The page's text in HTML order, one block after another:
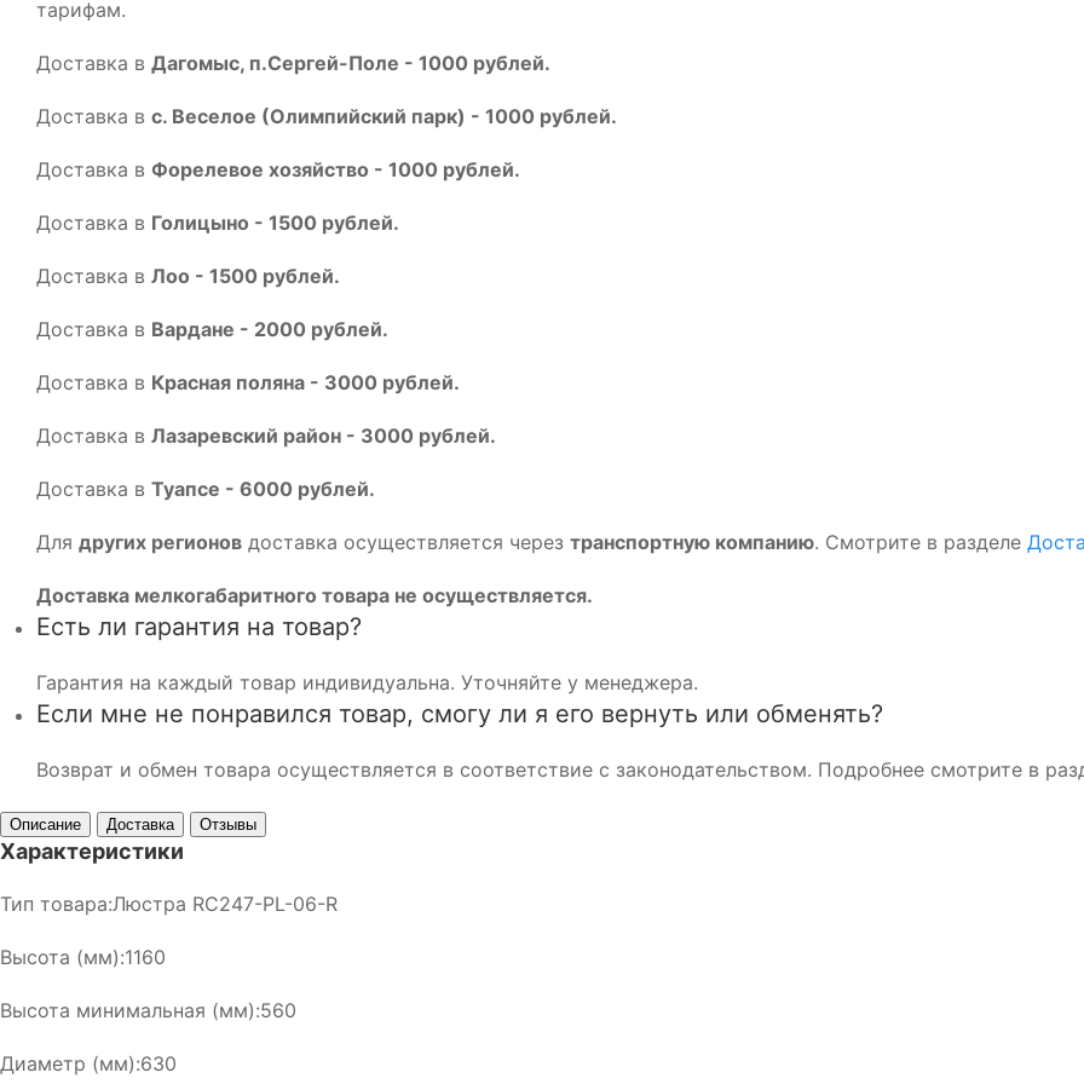
тарифам.
Доставка в Дагомыс, п.Сергей-Поле - 1000 рублей.
Доставка в с. Веселое (Олимпийский парк) - 1000 рублей.
Доставка в Форелевое хозяйство - 1000 рублей.
Доставка в Голицыно - 1500 рублей.
Доставка в Лоо - 1500 рублей.
Доставка в Вардане - 2000 рублей.
Доставка в Красная поляна - 3000 рублей.
Доставка в Лазаревский район - 3000 рублей.
Доставка в Туапсе - 6000 рублей.
Для других регионов доставка осуществляется через транспортную компанию. Смотрите в разделе
Доставка мелкогабаритного товара не осуществляется.
Есть ли гарантия на товар?
Гарантия на каждый товар индивидуальна. Уточняйте у менеджера.
Если мне не понравился товар, смогу ли я его вернуть или обменять?
Возврат и обмен товара осуществляется в соответствие с законодательством. Подробнее смотрите в
Описание Доставка Отзывы
Характеристики
Тип товара:Люстра RC247-PL-06-R
Высота (мм):1160
Высота минимальная (мм):560
Диаметр (мм):630